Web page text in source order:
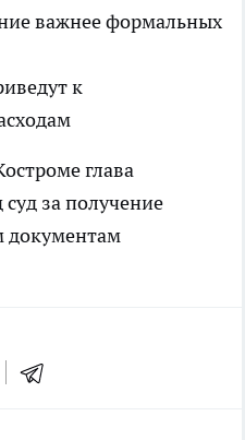
важнее формальных
к
глава
суд за получение
документам